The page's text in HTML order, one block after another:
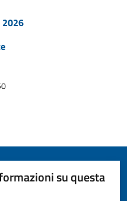
2026
su questa